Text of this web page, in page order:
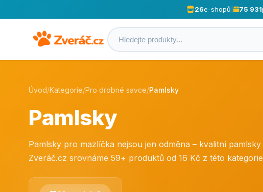
26e-shopů 75 931
Úvod/Kategorie/Pro drobné savce/Pamlsky
Pamlsky
Pamlsky pro mazlíčka nejsou jen odměna – kvalitní
Zveráč.cz srovnáme 59+ produktů od 16 Kč z této